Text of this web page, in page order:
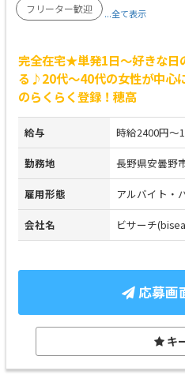
フリーター歓迎
...全て表示
完全在宅★単発1日～好きな日
る♪20代～40代の女性が中心
のらくらく登録！穂高
給与 時給2400円～
勤務地 長野県安曇野
雇用形態 アルバイト・
会社名 ビサーチ
応募画
キ